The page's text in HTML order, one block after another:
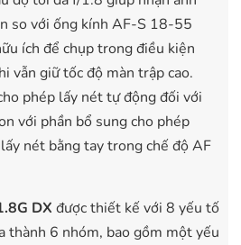
so với ống kính AF-S 18-55
ích để chụp trong điều kiện
vẫn giữ tốc độ màn trập cao.
phép lấy nét tự động đối với
với phần bổ sung cho phép
nét bằng tay trong chế độ AF
DX được thiết kế với 8 yếu tố
thành 6 nhóm, bao gồm một yếu